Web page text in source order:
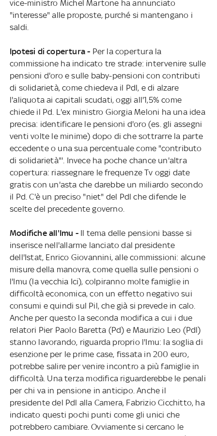
vice-ministro Michel Martone ha annunciato
"interesse" alle proposte, purché si mantengano i
saldi.
Ipotesi di copertura - Per la copertura la
commissione ha indicato tre strade: intervenire sulle
pensioni d'oro e sulle baby-pensioni con contributi
di solidarietà, come chiedeva il Pdl, e di alzare
l'aliquota ai capitali scudati, oggi all'1,5% come
chiede il Pd. L'ex ministro Giorgia Meloni ha una idea
precisa: identificare le pensioni d'oro (es. gli assegni
venti volte le minime) dopo di che sottrarre la parte
eccedente o una sua percentuale come "contributo
di solidarietà"'. Invece ha poche chance un'altra
copertura: riassegnare le frequenze Tv oggi date
gratis con un'asta che darebbe un miliardo secondo
il Pd. C'è un preciso "niet" del Pdl che difende le
scelte del precedente governo.
Modifiche all'Imu -Il tema delle pensioni basse si
inserisce nell'allarme lanciato dal presidente
dell'Istat, Enrico Giovannini, alle commissioni: alcune
misure della manovra, come quella sulle pensioni o
l'Imu (la vecchia Ici), colpiranno molte famiglie in
difficoltà economica, con un effetto negativo sui
consumi e quindi sul Pil, che già si prevede in calo.
Anche per questo la seconda modifica a cui i due
relatori Pier Paolo Baretta (Pd) e Maurizio Leo (Pdl)
stanno lavorando, riguarda proprio l'Imu: la soglia di
esenzione per le prime case, fissata in 200 euro,
potrebbe salire per venire incontro a più famiglie in
difficoltà. Una terza modifica riguarderebbe le penali
per chi va in pensione in anticipo. Anche il
presidente del Pdl alla Camera, Fabrizio Cicchitto, ha
indicato questi pochi punti come gli unici che
potrebbero cambiare. Ovviamente si cercano le